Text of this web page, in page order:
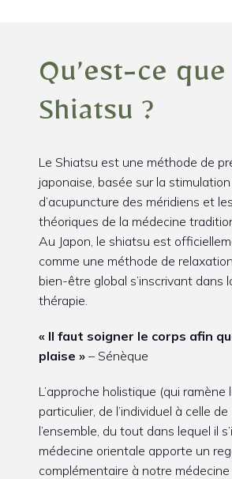
Qu’est-ce
Shiatsu ?
Le Shiatsu est une méthode de
japonaise, basée sur la
d’acupuncture des méridiens et
théoriques de la médecine
Au Japon, le shiatsu est
comme une méthode de
bien-être global s’inscrivant dans
thérapie.
« Il faut soigner le corps afin
plaise »– Sénèque
L’approche holistique (qui
particulier, de l’individuel à celle de
l’ensemble, du tout dans lequel il
médecine orientale apporte un
complémentaire à notre médecine